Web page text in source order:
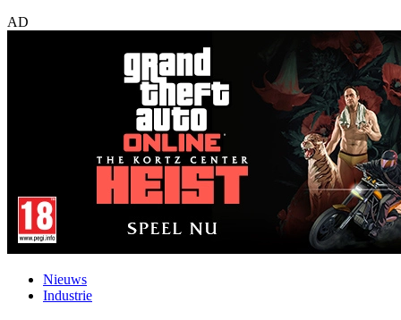
AD
Nieuws
Industrie